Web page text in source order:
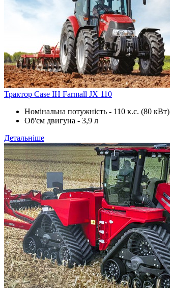
Трактор Case IH Farmall JX 110
Номінальна потужність - 110 к.с. (80 кВт)
Об'єм двигуна - 3,9 л
Детальніше